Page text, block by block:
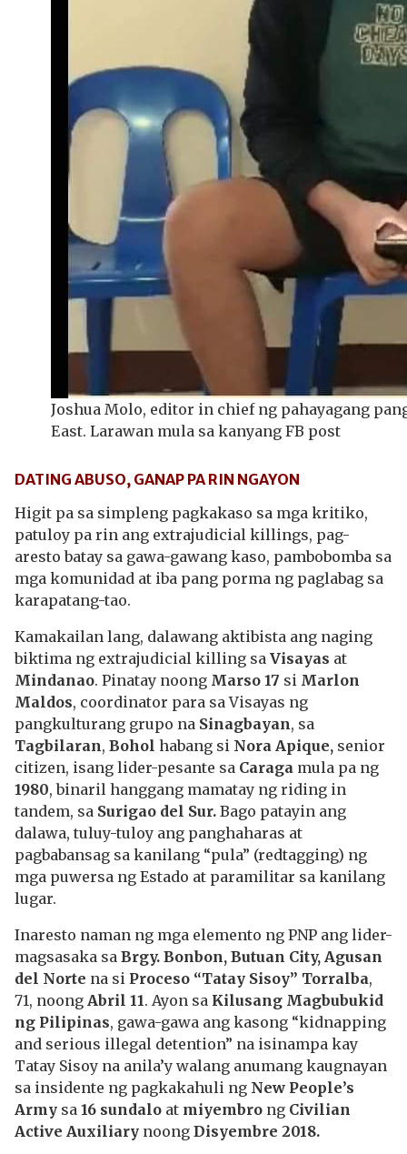
Joshua Molo, editor in chief ng pahayagang
East. Larawan mula sa kanyang FB post
DATING ABUSO, GANAP PA RIN NGAYON
Higit pa sa simpleng pagkakaso sa mga kritiko,
patuloy pa rin ang extrajudicial killings, pag-
aresto batay sa gawa-gawang kaso, pambobomba sa
mga komunidad at iba pang porma ng paglabag sa
karapatang-tao.
Kamakailan lang, dalawang aktibista ang naging
biktima ng extrajudicial killing sa Visayas at
Mindanao. Pinatay noong Marso 17 si Marlon
Maldos, coordinator para sa Visayas ng
pangkulturang grupo na Sinagbayan, sa
Tagbilaran, Bohol habang si Nora Apique, senior
citizen, isang lider-pesante sa Caraga mula pa ng
1980, binaril hanggang mamatay ng riding in
tandem, sa Surigao del Sur. Bago patayin ang
dalawa, tuluy-tuloy ang panghaharas at
pagbabansag sa kanilang “pula” (redtagging) ng
mga puwersa ng Estado at paramilitar sa kanilang
lugar.
Inaresto naman ng mga elemento ng PNP ang lider-
magsasaka sa Brgy. Bonbon, Butuan City, Agusan
del Norte na si Proceso “Tatay Sisoy” Torralba,
71, noong Abril 11. Ayon sa Kilusang Magbubukid
ng Pilipinas, gawa-gawa ang kasong “kidnapping
and serious illegal detention” na isinampa kay
Tatay Sisoy na anila’y walang anumang kaugnayan
sa insidente ng pagkakahuli ng New People’s
Army sa 16 sundalo at miyembro ng Civilian
Active Auxiliary noong Disyembre 2018.